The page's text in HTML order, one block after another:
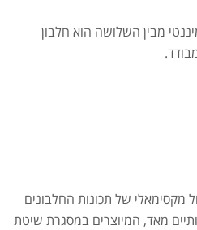
מבין השלושה הוא חלבון
של תכונות החלבונים
מאד, המיוצרים במסגרת שיטת